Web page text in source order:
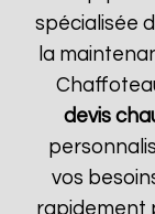
spécialisée
la
devis
vos
rapidement